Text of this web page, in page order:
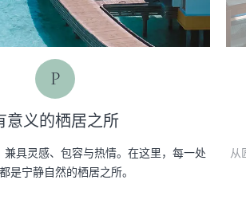
P
意义的栖居之所
具灵感、包容与热情。在这里，每一处
是宁静自然的栖居之所。
从